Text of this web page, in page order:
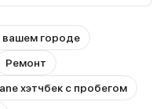
городе
Ремонт
хэтчбек с пробегом